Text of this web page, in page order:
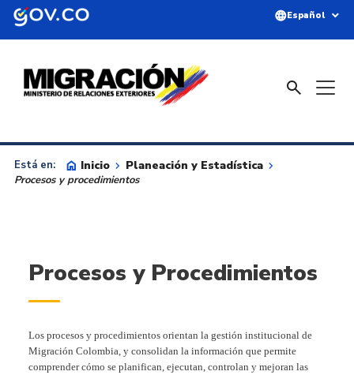
Saltar al contenido principal
languageEspañol expand_more
search
Está en: home Inicio keyboard_arrow_right Planeación y Estadística keyboard_arrow_right
Procesos y procedimientos
Procesos y Procedimientos
Los procesos y procedimientos orientan la gestión institucional de
Migración Colombia, y consolidan la información que permite
comprender cómo se planifican, ejecutan, controlan y mejoran las